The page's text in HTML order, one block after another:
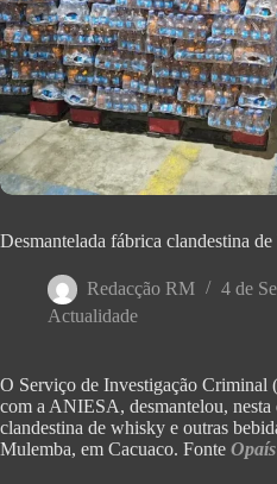
Desmantelada fábrica clandestina
Redacção RM
4 de
Actualidade
O Serviço de Investigação Criminal
com a ANIESA, desmantelou, nesta
clandestina de whisky e outras
Mulemba, em Cacuaco. Fonte Opaís